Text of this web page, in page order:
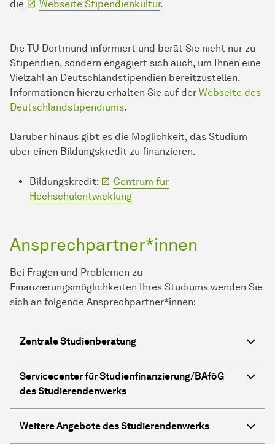
die Webseite Stipendienkultur.
Die TU Dortmund informiert und berät Sie nicht nur zu
Stipendien, sondern engagiert sich auch, um Ihnen eine
Vielzahl an Deutschlandstipendien bereitzustellen.
Informationen hierzu erhalten Sie auf der Webseite des
Deutschlandstipendiums.
Darüber hinaus gibt es die Möglichkeit, das Studium
über einen Bildungskredit zu finanzieren.
Bildungskredit:
Centrum für
Hochschulentwicklung
Ansprechpartner*innen
Bei Fragen und Problemen zu
Finanzierungsmöglichkeiten Ihres Studiums wenden Sie
sich an folgende Ansprechpartner*innen:
Zentrale Studienberatung
Servicecenter für Studienfinanzierung/BAföG
des Studierendenwerks
Weitere Angebote des Studierendenwerks